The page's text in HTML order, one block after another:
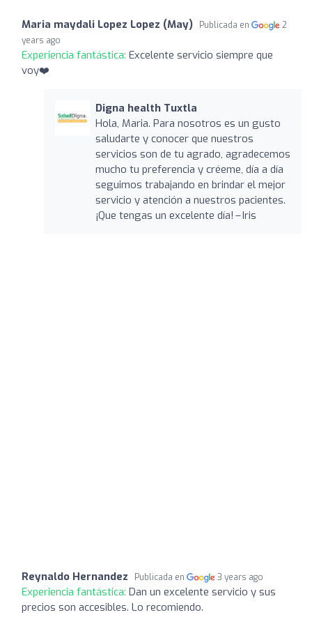
Maria maydali Lopez Lopez (May) Publicada en
2
years ago
Experiencia fantástica: Excelente servicio siempre que
voy❤️
Digna health Tuxtla
Hola, Maria. Para nosotros es un gusto
saludarte y conocer que nuestros
servicios son de tu agrado, agradecemos
mucho tu preferencia y créeme, día a día
seguimos trabajando en brindar el mejor
servicio y atención a nuestros pacientes.
¡Que tengas un excelente día! – Iris
Reynaldo Hernandez Publicada en 3 years ago
Experiencia fantástica: Dan un excelente servicio y sus
precios son accesibles. Lo recomiendo.